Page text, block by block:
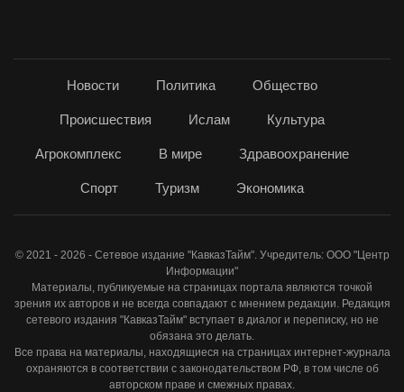
Новости Политика Общество
Происшествия Ислам Культура
Агрокомплекс В мире Здравоохранение
Спорт Туризм Экономика
© 2021 - 2026 - Сетевое издание "КавказТайм". Учредитель: ООО "Центр
Информации"
Материалы, публикуемые на страницах портала являются точкой
зрения их авторов и не всегда совпадают с мнением редакции. Редакция
сетевого издания "КавказТайм" вступает в диалог и переписку, но не
обязана это делать.
Все права на материалы, находящиеся на страницах интернет-журнала
охраняются в соответствии с законодательством РФ, в том числе об
авторском праве и смежных правах.